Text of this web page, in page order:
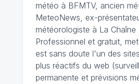
météo à BFMTV, ancien
MeteoNews, ex-
météorologiste à La Chaîne
Professionnel et gratuit,
est sans doute l'un des
plus réactifs du web
permanente et prévisions